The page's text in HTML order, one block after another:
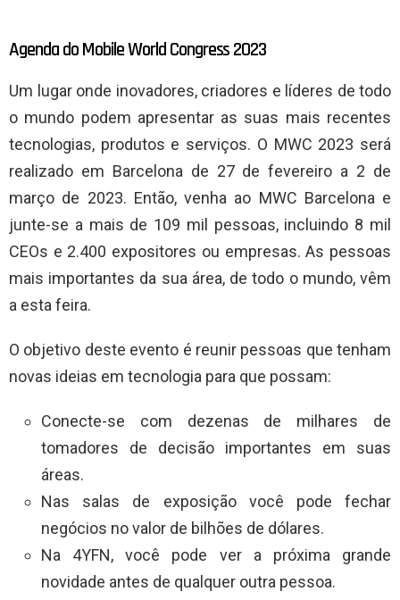
Agenda do Mobile World Congress 2023
Um lugar onde inovadores, criadores e líderes de todo
o mundo podem apresentar as suas mais recentes
tecnologias, produtos e serviços. O MWC 2023 será
realizado em Barcelona de 27 de fevereiro a 2 de
março de 2023. Então, venha ao MWC Barcelona e
junte-se a mais de 109 mil pessoas, incluindo 8 mil
CEOs e 2.400 expositores ou empresas. As pessoas
mais importantes da sua área, de todo o mundo, vêm
a esta feira.
O objetivo deste evento é reunir pessoas que tenham
novas ideias em tecnologia para que possam:
Conecte-se com dezenas de milhares de
tomadores de decisão importantes em suas
áreas.
Nas salas de exposição você pode fechar
negócios no valor de bilhões de dólares.
Na 4YFN, você pode ver a próxima grande
novidade antes de qualquer outra pessoa.